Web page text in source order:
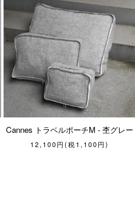
Cannes トラベルポーチM - 杢グレー
12,100円(税1,100円)